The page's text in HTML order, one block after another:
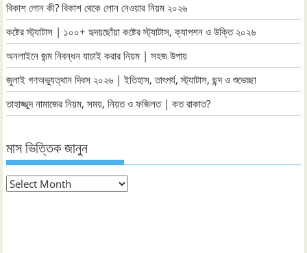
বিকাশ লোন কী? বিকাশ থেকে লোন নেওয়ার নিয়ম ২০২৬
কষ্টের স্ট্যাটাস | ১০০+ হৃদয়ছোঁয়া কষ্টের স্ট্যাটাস, ক্যাপশন ও উক্তি ২০২৬
অনলাইনে জন্ম নিবন্ধন যাচাই করার নিয়ম | সহজ উপায়
জুলাই গণঅভ্যুত্থান দিবস ২০২৬ | ইতিহাস, তাৎপর্য, স্ট্যাটাস, ছন্দ ও শুভেচ্ছা
তাহাজ্জুদ নামাজের নিয়ম, সময়, নিয়ত ও ফজিলত | কত রাকাত?
মাস ভিত্তিক জানুন
মাস